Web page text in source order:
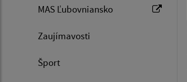
MAS Ľubovniansko
Zaujímavosti
Šport